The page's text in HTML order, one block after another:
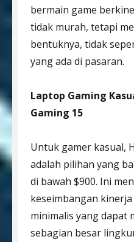
bermain game
tidak murah, tetapi
bentuknya, tidak
yang ada di pasaran.
Laptop Gaming
Gaming 15
Untuk gamer kasual,
adalah pilihan yang
di bawah $900. Ini
keseimbangan
minimalis yang dapat
sebagian besar